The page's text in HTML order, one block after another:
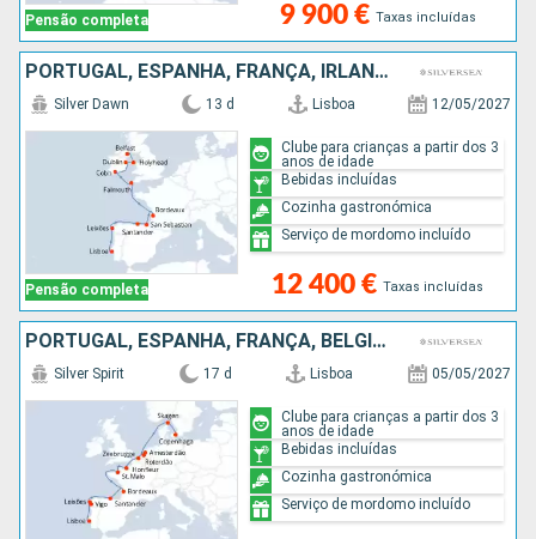
Pensão completa 9 900 € Taxas incluídas
PORTUGAL, ESPANHA, FRANÇA, IRLANDA, REINO UNIDO
Pensão completa
Silver Dawn 13 d Lisboa 12/05/2027
12 400 € Taxas incluídas
Clube para crianças a partir dos 3
anos de idade
Bebidas incluídas
Cozinha gastronómica
Serviço de mordomo incluído
PORTUGAL, ESPANHA, FRANÇA, BÉLGICA, HOLANDA, DINAMARCA
Silver Spirit 17 d Lisboa 05/05/2027
Clube para crianças a partir dos 3
anos de idade
Bebidas incluídas
Cozinha gastronómica
Serviço de mordomo incluído